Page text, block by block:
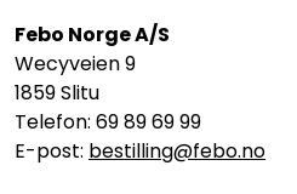
Febo Norge A/S
Wecyveien 9
1859 Slitu
Telefon: 69 89 69 99
E-post: bestilling@febo.no